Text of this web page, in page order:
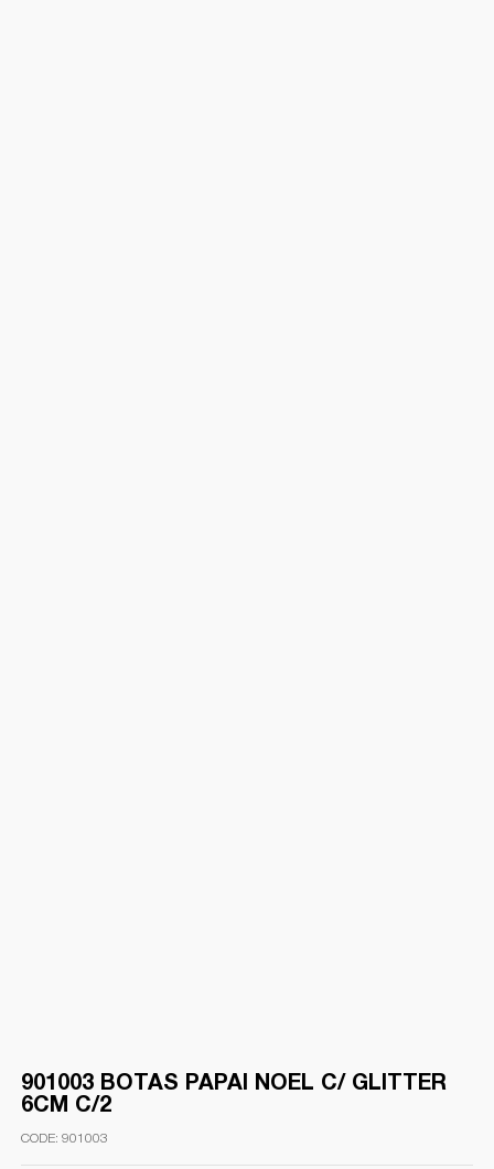
901003 BOTAS PAPAI NOEL C/ GLITTER
6CM C/2
901003